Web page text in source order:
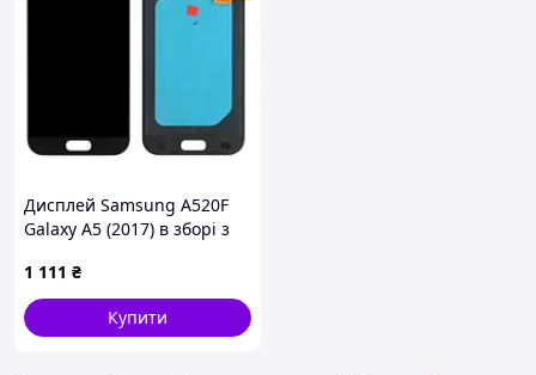
Дисплей Samsung A520F
Galaxy A5 (2017) в зборі з
1 111 ₴
Купити